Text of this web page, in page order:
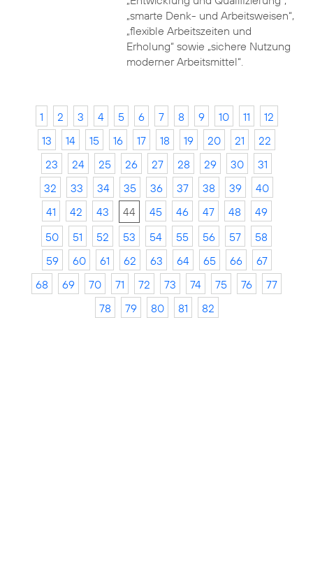
„smarte Denk- und Arbeitsweisen“,
„flexible Arbeitszeiten und
Erholung“ sowie „sichere Nutzung
moderner Arbeitsmittel“.
1 2 3 4 5 6 7 8 9 10 11
12
13
14 15 16 17 18 19 20 21
22
23
24 25 26 27 28 29 30
31
32
33 34 35 36 37 38 39
40
41
42 43 44 45 46 47 48
49
50
51 52 53 54 55 56 57
58
59
60 61 62 63 64 65 66
67
68
69 70 71 72 73 74 75 76
77
78
79 80 81 82